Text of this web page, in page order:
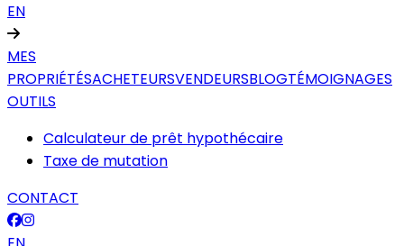
EN
MES
PROPRIÉTÉSACHETEURSVENDEURSBLOGTÉMOIGNAGES
OUTILS
Calculateur de prêt hypothécaire
Taxe de mutation
CONTACT